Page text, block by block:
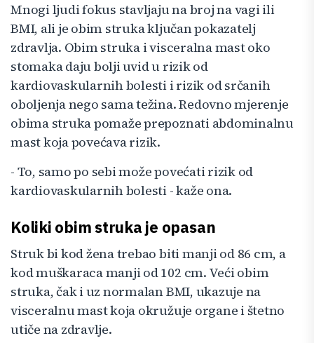
Mnogi ljudi fokus stavljaju na broj na vagi ili
BMI, ali je obim struka ključan pokazatelj
zdravlja. Obim struka i visceralna mast oko
stomaka daju bolji uvid u rizik od
kardiovaskularnih bolesti i rizik od srčanih
oboljenja nego sama težina. Redovno mjerenje
obima struka pomaže prepoznati abdominalnu
mast koja povećava rizik.
- To, samo po sebi može povećati rizik od
kardiovaskularnih bolesti - kaže ona.
Koliki obim struka je opasan
Struk bi kod žena trebao biti manji od 86 cm, a
kod muškaraca manji od 102 cm. Veći obim
struka, čak i uz normalan BMI, ukazuje na
visceralnu mast koja okružuje organe i štetno
utiče na zdravlje.